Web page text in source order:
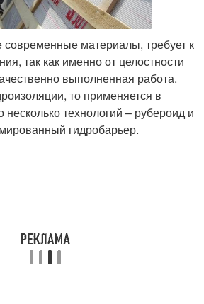
материалы, требует к
так как именно от целостности
выполненная работа.
то применяется в
несколько технологий – рубероид и
гидробарьер.